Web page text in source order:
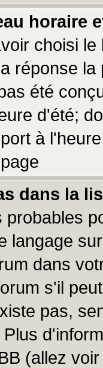
horaire
choisi
réponse
été
d'été;
à
dans la
probables
langage
dans
s'il
pas,
(allez